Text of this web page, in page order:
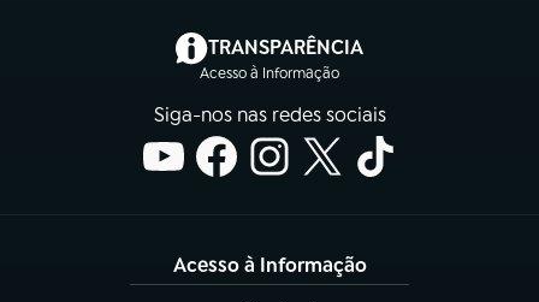
TRANSPARÊNCIA
Acesso à Informação
(abre em nova aba)
Siga-nos nas redes sociais
Acesso à Informação